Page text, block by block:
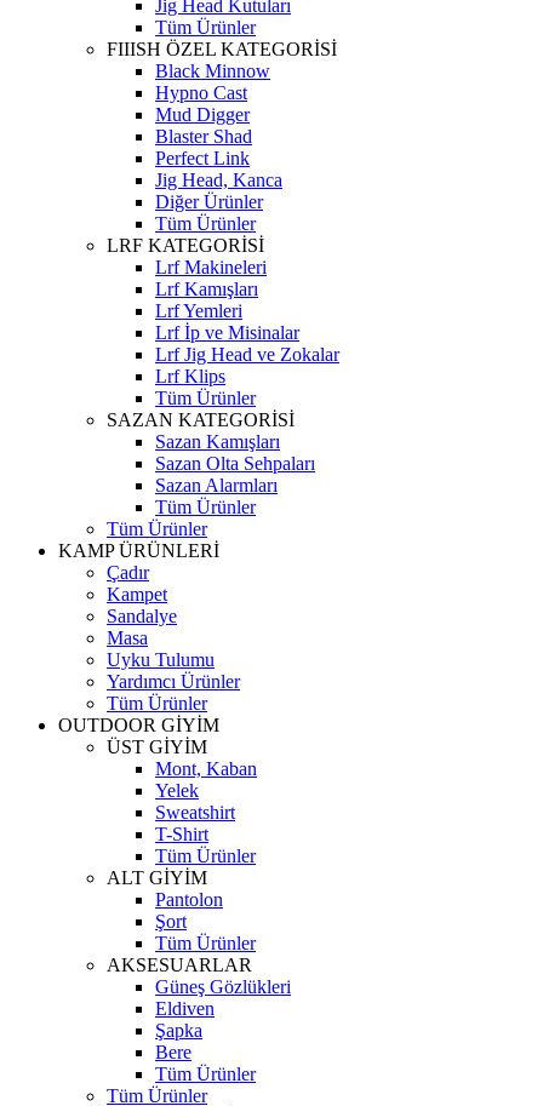
Jig Head Kutuları
Tüm Ürünler
FIIISH ÖZEL KATEGORİSİ
Black Minnow
Hypno Cast
Mud Digger
Blaster Shad
Perfect Link
Jig Head, Kanca
Diğer Ürünler
Tüm Ürünler
LRF KATEGORİSİ
Lrf Makineleri
Lrf Kamışları
Lrf Yemleri
Lrf İp ve Misinalar
Lrf Jig Head ve Zokalar
Lrf Klips
Tüm Ürünler
SAZAN KATEGORİSİ
Sazan Kamışları
Sazan Olta Sehpaları
Sazan Alarmları
Tüm Ürünler
Tüm Ürünler
KAMP ÜRÜNLERİ
Çadır
Kampet
Sandalye
Masa
Uyku Tulumu
Yardımcı Ürünler
Tüm Ürünler
OUTDOOR GİYİM
ÜST GİYİM
Mont, Kaban
Yelek
Sweatshirt
T-Shirt
Tüm Ürünler
ALT GİYİM
Pantolon
Şort
Tüm Ürünler
AKSESUARLAR
Güneş Gözlükleri
Eldiven
Şapka
Bere
Tüm Ürünler
Tüm Ürünler